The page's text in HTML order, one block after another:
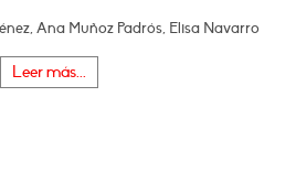
Ana Muñoz Padrós, Elisa Navarro
Leer más...